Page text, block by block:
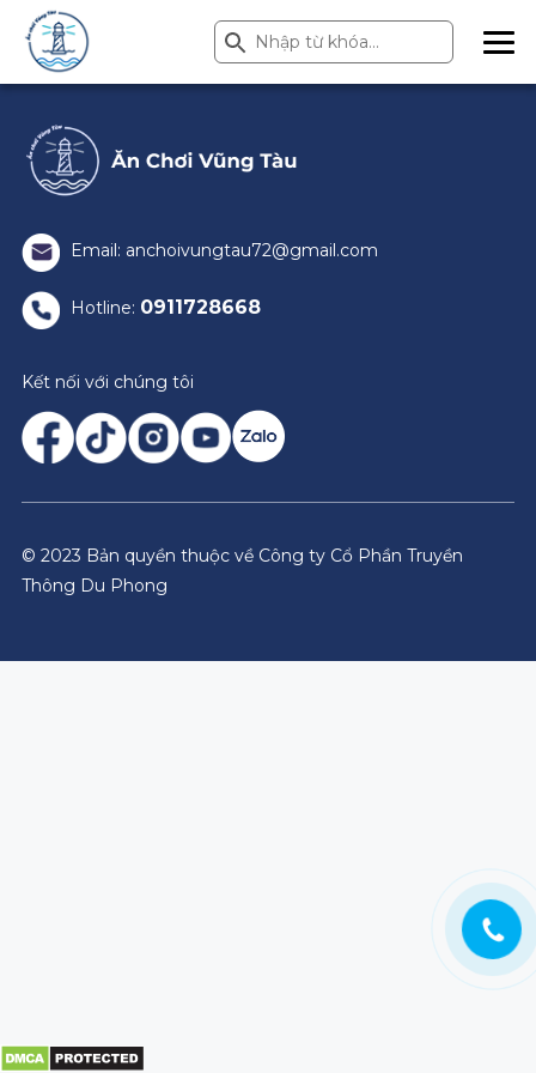
Search
for:
Search Button
ME
NU
Email: anchoivungtau72@gmail.com
Hotline: 0911728668
Kết nối với chúng tôi
© 2023 Bản quyền thuộc về Công ty Cổ Phần Truyền
Thông Du Phong